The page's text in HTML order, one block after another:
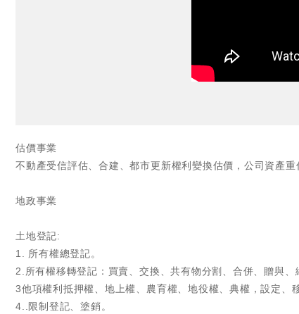
估價事業
不動產受信評估、合建、都市更新權利變換估價，公司資產
地政事業
土地登記:
1. 所有權總登記。
2.所有權移轉登記：買賣、交換、共有物分割、合併、贈與、
3他項權利抵押權、地上權、農育權、地役權、典權，設定、
4..限制登記、塗銷。